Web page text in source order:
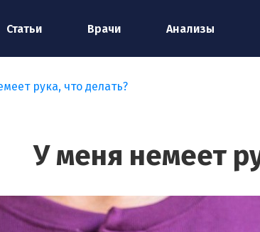
Статьи Врачи Анализы
рука, что делать?
У меня немеет